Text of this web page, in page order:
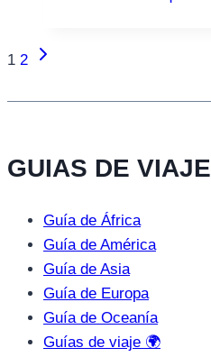
Navegación
de
1 2
Siguiente
GUIAS DE VIAJE
Guía de África
Guía de América
Guía de Asia
Guía de Europa
Guía de Oceanía
Guías de viaje 🌍